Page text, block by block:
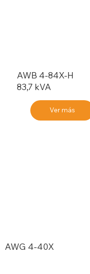
AWB 4-84X-H
83,7 kVA
Ver más
AWG 4-40X